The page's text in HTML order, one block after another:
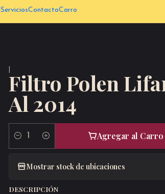
ServiciosContactoCarro
Filtro Polen
Al 2014
Cantidad
Agregar al Carro
Mostrar stock de ubicaciones
DESCRIPCIÓN